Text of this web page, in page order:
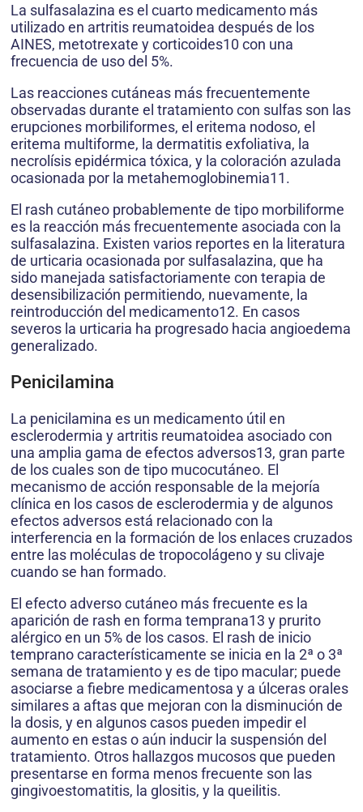
La sulfasalazina es el cuarto medicamento más
utilizado en artritis reumatoidea después de los
AINES, metotrexate y corticoides10 con una
frecuencia de uso del 5%.
Las reacciones cutáneas más frecuentemente
observadas durante el tratamiento con sulfas son las
erupciones morbiliformes, el eritema nodoso, el
eritema multiforme, la dermatitis exfoliativa, la
necrolísis epidérmica tóxica, y la coloración azulada
ocasionada por la metahemoglobinemia11.
El rash cutáneo probablemente de tipo morbiliforme
es la reacción más frecuentemente asociada con la
sulfasalazina. Existen varios reportes en la literatura
de urticaria ocasionada por sulfasalazina, que ha
sido manejada satisfactoriamente con terapia de
desensibilización permitiendo, nuevamente, la
reintroducción del medicamento12. En casos
severos la urticaria ha progresado hacia angioedema
generalizado.
Penicilamina
La penicilamina es un medicamento útil en
esclerodermia y artritis reumatoidea asociado con
una amplia gama de efectos adversos13, gran parte
de los cuales son de tipo mucocutáneo. El
mecanismo de acción responsable de la mejoría
clínica en los casos de esclerodermia y de algunos
efectos adversos está relacionado con la
interferencia en la formación de los enlaces cruzados
entre las moléculas de tropocolágeno y su clivaje
cuando se han formado.
El efecto adverso cutáneo más frecuente es la
aparición de rash en forma temprana13 y prurito
alérgico en un 5% de los casos. El rash de inicio
temprano característicamente se inicia en la 2ª o 3ª
semana de tratamiento y es de tipo macular; puede
asociarse a fiebre medicamentosa y a úlceras orales
similares a aftas que mejoran con la disminución de
la dosis, y en algunos casos pueden impedir el
aumento en estas o aún inducir la suspensión del
tratamiento. Otros hallazgos mucosos que pueden
presentarse en forma menos frecuente son las
gingivoestomatitis, la glositis, y la queilitis.